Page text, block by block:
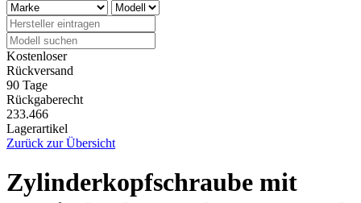
Kostenloser
Rückversand
90 Tage
Rückgaberecht
233.466
Lagerartikel
Zurück zur Übersicht
Zylinderkopfschraube mit